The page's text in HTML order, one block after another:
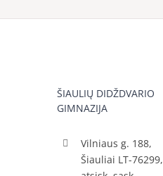
ŠIAULIŲ DIDŽDVARIO
GIMNAZIJA
Vilniaus g. 188,
Šiauliai LT-76299,